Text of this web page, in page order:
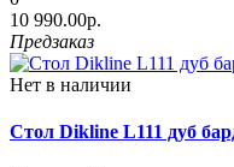
10 990.00р.
Предзаказ
Нет в наличии
Стол Dikline L111 дуб